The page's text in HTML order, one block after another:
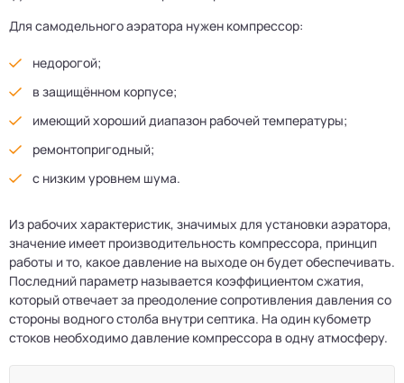
Для самодельного аэратора нужен компрессор:
недорогой;
в защищённом корпусе;
имеющий хороший диапазон рабочей температуры;
ремонтопригодный;
с низким уровнем шума.
Из рабочих характеристик, значимых для установки аэратора,
значение имеет производительность компрессора, принцип
работы и то, какое давление на выходе он будет обеспечивать.
Последний параметр называется коэффициентом сжатия,
который отвечает за преодоление сопротивления давления со
стороны водного столба внутри септика. На один кубометр
стоков необходимо давление компрессора в одну атмосферу.